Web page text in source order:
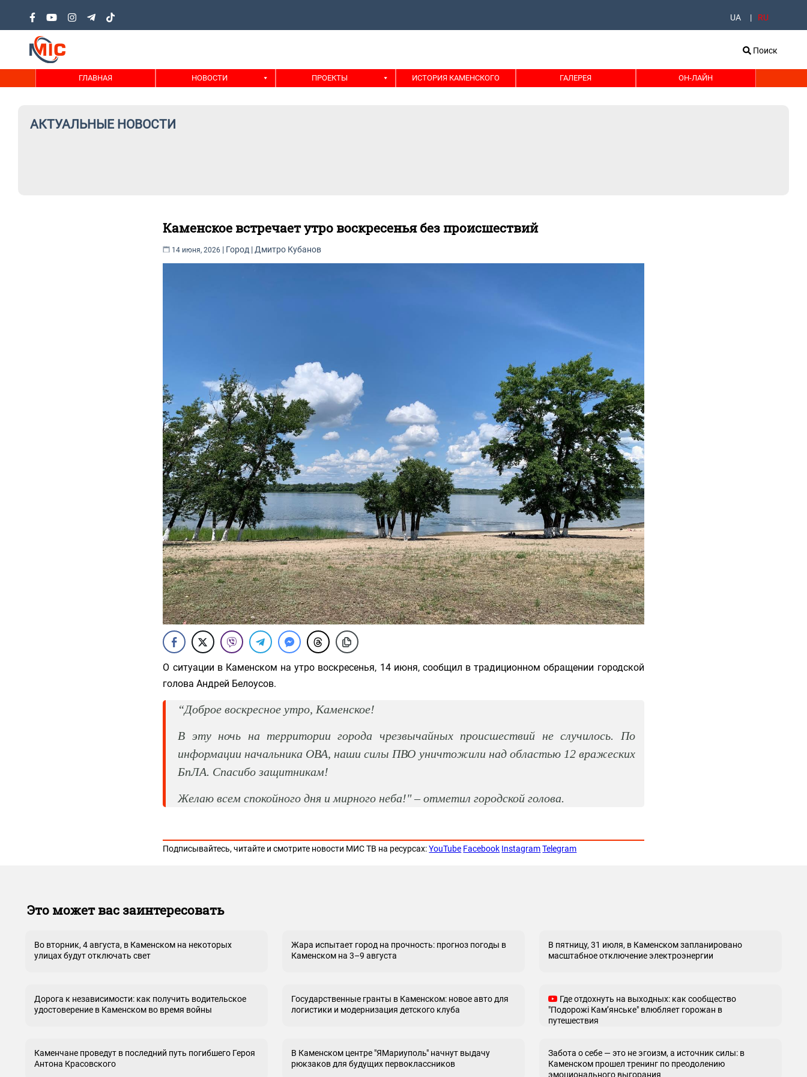
UA RU
Поиск
ГЛАВНАЯ НОВОСТИ ПРОЕКТЫ ИСТОРИЯ КАМЕНСКОГО ГАЛЕРЕЯ ОН-ЛАЙН
АКТУАЛЬНЫЕ НОВОСТИ
Каменское встречает утро воскресенья без происшествий
14 июня, 2026 | Город | Дмитро Кубанов
О ситуации в Каменском на утро воскресенья, 14 июня, сообщил в традиционном обращении городской
голова Андрей Белоусов.
“Доброе воскресное утро, Каменское!
В эту ночь на территории города чрезвычайных происшествий не случилось. По
информации начальника ОВА, наши силы ПВО уничтожили над областью 12 вражеских
БпЛА. Спасибо защитникам!
Желаю всем спокойного дня и мирного неба!" – отметил городской голова.
Подписывайтесь, читайте и смотрите новости МИС ТВ на ресурсах:YouTube Facebook Instagram Telegram
Это может вас заинтересовать
Во вторник, 4 августа, в Каменском на некоторых
улицах будут отключать свет
Жара испытает город на прочность: прогноз погоды в
Каменском на 3–9 августа
В пятницу, 31 июля, в Каменском запланировано
масштабное отключение электроэнергии
Дорога к независимости: как получить водительское
удостоверение в Каменском во время войны
Государственные гранты в Каменском: новое авто для
логистики и модернизация детского клуба
Где отдохнуть на выходных: как сообщество
"Подорожі Кам’янське" влюбляет горожан в
путешествия
Каменчане проведут в последний путь погибшего Героя
Антона Красовского
В Каменском центре "ЯМариуполь" начнут выдачу
рюкзаков для будущих первоклассников
Забота о себе — это не эгоизм, а источник силы: в
Каменском прошел тренинг по преодолению
эмоционального выгорания